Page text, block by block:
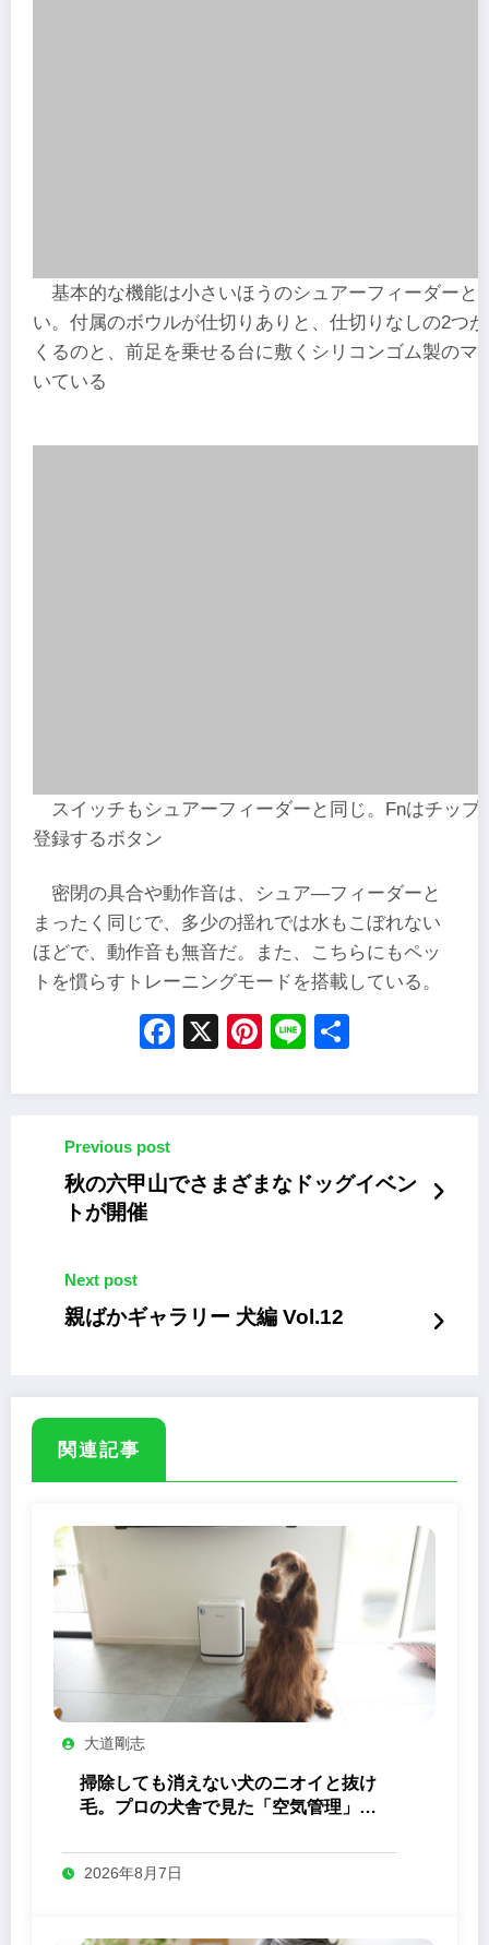
基本的な機能は小さいほうのシュアーフィーダーと
い。付属のボウルが仕切りありと、仕切りなしの2つ
くるのと、前足を乗せる台に敷くシリコンゴム製のマ
いている
スイッチもシュアーフィーダーと同じ。Fnはチップ
登録するボタン
密閉の具合や動作音は、シュア―フィーダーと
まったく同じで、多少の揺れでは水もこぼれない
ほどで、動作音も無音だ。また、こちらにもペッ
トを慣らすトレーニングモードを搭載している。
Facebook
X Pinterest
Line
Previous post
秋の六甲山でさまざまなドッグイベン
トが開催
Next post
親ばかギャラリー 犬編 Vol.12
関連記事
大道剛志
掃除しても消えない犬のニオイと抜け
毛。プロの犬舎で見た「空気管理」の
2026年8月7日